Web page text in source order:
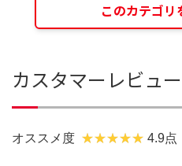
このカテゴリ
カスタマーレビュー
オススメ度 4.9点